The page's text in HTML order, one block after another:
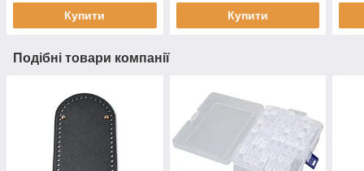
Купити Купити
Подібні товари компанії